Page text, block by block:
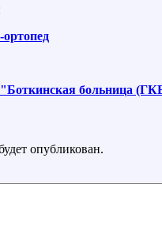
"Боткинская больница
опубликован.